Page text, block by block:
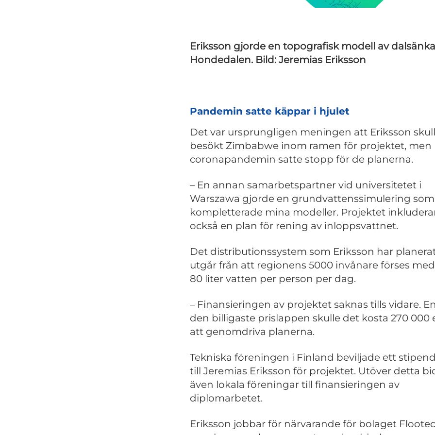
Eriksson gjorde en topografisk modell av
Hondedalen. Bild: Jeremias Eriksson
Pandemin satte käppar i hjulet
Det var ursprungligen meningen att Eriksson
besökt Zimbabwe inom ramen för projektet, men
coronapandemin satte stopp för de planerna.
– En annan samarbetspartner vid universitetet i
Warszawa gjorde en grundvattenssimulering som
kompletterade mina modeller. Projektet
också en plan för rening av inloppsvattnet.
Det distributionssystem som Eriksson har
utgår från att regionens 5000 invånare förses
80 liter vatten per person per dag.
– Finansieringen av projektet saknas tills vidare.
den billigaste prislappen skulle det kosta 270 000
att genomdriva planerna.
Tekniska föreningen i Finland beviljade ett
till Jeremias Eriksson för projektet. Utöver detta
även lokala föreningar till finansieringen av
diplomarbetet.
Eriksson jobbar för närvarande för bolaget